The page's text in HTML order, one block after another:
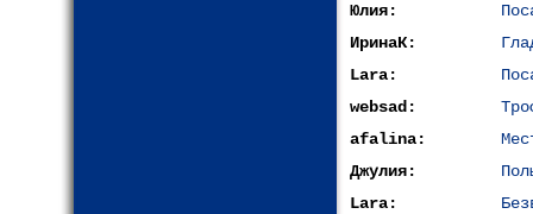
Юлия:
ИринаК:
Lara:
websad:
afalina:
Джулия:
Lara: